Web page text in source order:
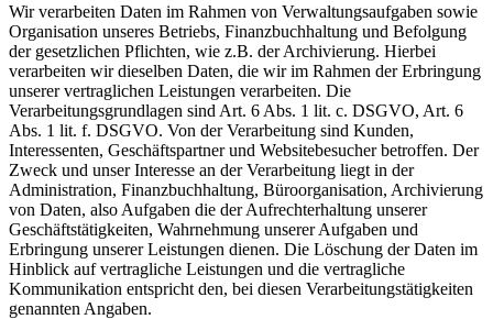
Wir verarbeiten Daten im Rahmen von Verwaltungsaufgaben sowie
Organisation unseres Betriebs, Finanzbuchhaltung und Befolgung
der gesetzlichen Pflichten, wie z.B. der Archivierung. Hierbei
verarbeiten wir dieselben Daten, die wir im Rahmen der Erbringung
unserer vertraglichen Leistungen verarbeiten. Die
Verarbeitungsgrundlagen sind Art. 6 Abs. 1 lit. c. DSGVO, Art. 6
Abs. 1 lit. f. DSGVO. Von der Verarbeitung sind Kunden,
Interessenten, Geschäftspartner und Websitebesucher betroffen. Der
Zweck und unser Interesse an der Verarbeitung liegt in der
Administration, Finanzbuchhaltung, Büroorganisation, Archivierung
von Daten, also Aufgaben die der Aufrechterhaltung unserer
Geschäftstätigkeiten, Wahrnehmung unserer Aufgaben und
Erbringung unserer Leistungen dienen. Die Löschung der Daten im
Hinblick auf vertragliche Leistungen und die vertragliche
Kommunikation entspricht den, bei diesen Verarbeitungstätigkeiten
genannten Angaben.